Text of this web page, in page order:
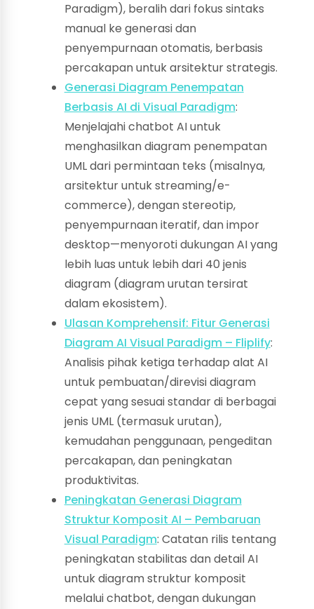
Paradigm), beralih dari fokus sintaks
manual ke generasi dan
penyempurnaan otomatis, berbasis
percakapan untuk arsitektur strategis.
Generasi Diagram Penempatan
Berbasis AI di Visual Paradigm:
Menjelajahi chatbot AI untuk
menghasilkan diagram penempatan
UML dari permintaan teks (misalnya,
arsitektur untuk streaming/e-
commerce), dengan stereotip,
penyempurnaan iteratif, dan impor
desktop—menyoroti dukungan AI yang
lebih luas untuk lebih dari 40 jenis
diagram (diagram urutan tersirat
dalam ekosistem).
Ulasan Komprehensif: Fitur Generasi
Diagram AI Visual Paradigm – Fliplify:
Analisis pihak ketiga terhadap alat AI
untuk pembuatan/direvisi diagram
cepat yang sesuai standar di berbagai
jenis UML (termasuk urutan),
kemudahan penggunaan, pengeditan
percakapan, dan peningkatan
produktivitas.
Peningkatan Generasi Diagram
Struktur Komposit AI – Pembaruan
Visual Paradigm: Catatan rilis tentang
peningkatan stabilitas dan detail AI
untuk diagram struktur komposit
melalui chatbot, dengan dukungan